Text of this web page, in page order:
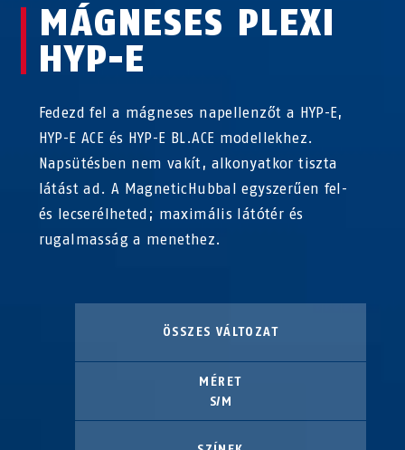
MÁGNESES PLEXI
HYP-E
Fedezd fel a mágneses napellenzőt a HYP-E,
HYP-E ACE és HYP-E BL.ACE modellekhez.
Napsütésben nem vakít, alkonyatkor tiszta
látást ad. A MagneticHubbal egyszerűen fel-
és lecserélheted; maximális látótér és
rugalmasság a menethez.
ÖSSZES VÁLTOZAT
MÉRET
S/M